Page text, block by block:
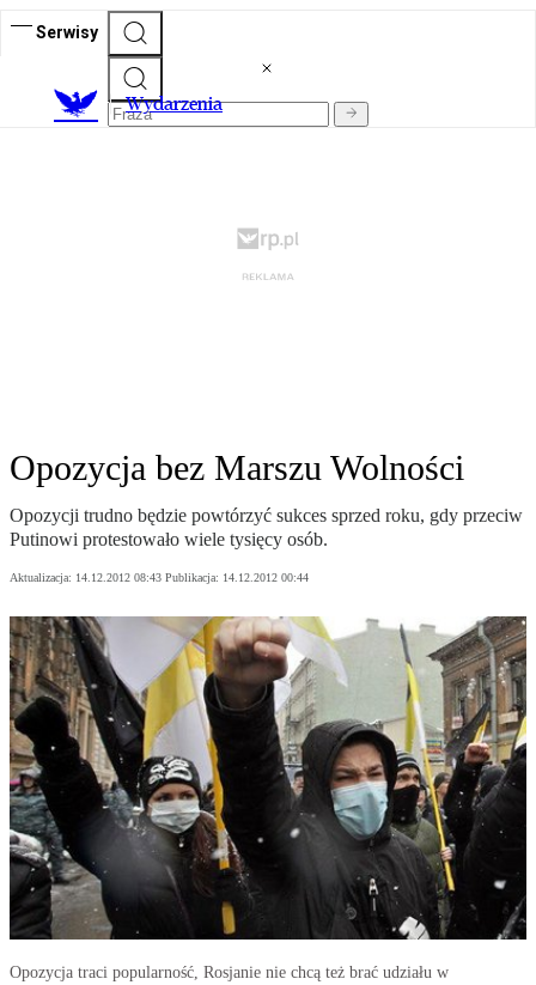
Serwisy
Wydarzenia
Opozycja bez Marszu Wolności
Opozycji trudno będzie powtórzyć sukces sprzed roku, gdy przeciw
Putinowi protestowało wiele tysięcy osób.
Aktualizacja: 14.12.2012 08:43 Publikacja: 14.12.2012 00:44
Opozycja traci popularność, Rosjanie nie chcą też brać udziału w